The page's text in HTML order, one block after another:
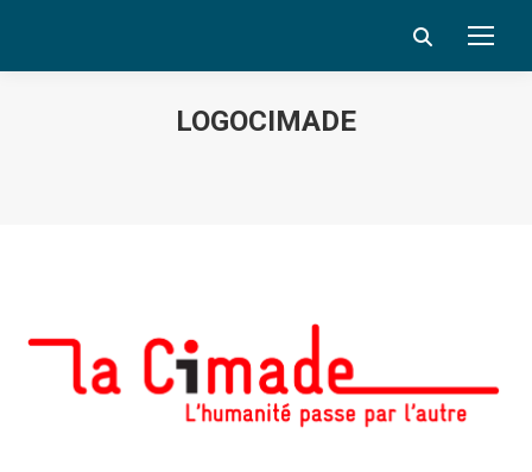
Search:
LOGOCIMADE